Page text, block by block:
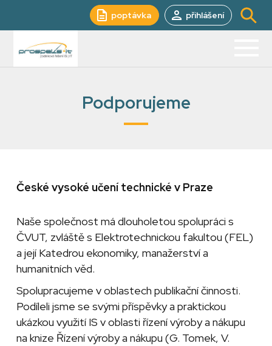
poptávka přihlášení
Podporujeme
České vysoké učení technické v Praze
Naše společnost má dlouholetou spolupráci s
ČVUT, zvláště s Elektrotechnickou fakultou (FEL)
a její Katedrou ekonomiky, manažerství a
humanitních věd.
Spolupracujeme v oblastech publikační činnosti.
Podíleli jsme se svými příspěvky a praktickou
ukázkou využití IS v oblasti řízení výroby a nákupu
na knize Řízení výroby a nákupu (G. Tomek, V.